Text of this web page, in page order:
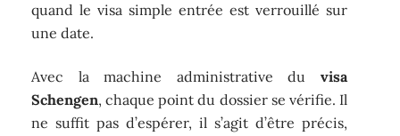
quand le visa simple entrée est verrouillé sur
une date.
Avec la machine administrative du visa
Schengen, chaque point du dossier se vérifie. Il
ne suffit pas d’espérer, il s’agit d’être précis,